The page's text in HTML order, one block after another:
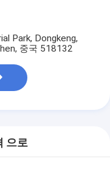
Park, Dongkeng,
중국 518132
으로